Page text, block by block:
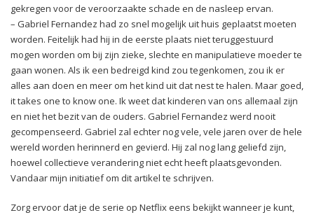
gekregen voor de veroorzaakte schade en de nasleep ervan.
– Gabriel Fernandez had zo snel mogelijk uit huis geplaatst moeten
worden. Feitelijk had hij in de eerste plaats niet teruggestuurd
mogen worden om bij zijn zieke, slechte en manipulatieve moeder te
gaan wonen. Als ik een bedreigd kind zou tegenkomen, zou ik er
alles aan doen en meer om het kind uit dat nest te halen. Maar goed,
it takes one to know one. Ik weet dat kinderen van ons allemaal zijn
en niet het bezit van de ouders. Gabriel Fernandez werd nooit
gecompenseerd. Gabriel zal echter nog vele, vele jaren over de hele
wereld worden herinnerd en gevierd. Hij zal nog lang geliefd zijn,
hoewel collectieve verandering niet echt heeft plaatsgevonden.
Vandaar mijn initiatief om dit artikel te schrijven.
Zorg ervoor dat je de serie op Netflix eens bekijkt wanneer je kunt,